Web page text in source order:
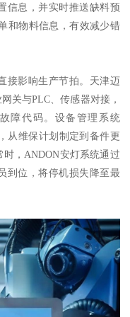
信息，并实时推送缺料预
和物料信息，有效减少错
接影响生产节拍。天津迈
关与PLC、传感器对接，
障代码。设备管理系统
从维保计划制定到备件更
，ANDON安灯系统通过
到位，将停机损失降至最